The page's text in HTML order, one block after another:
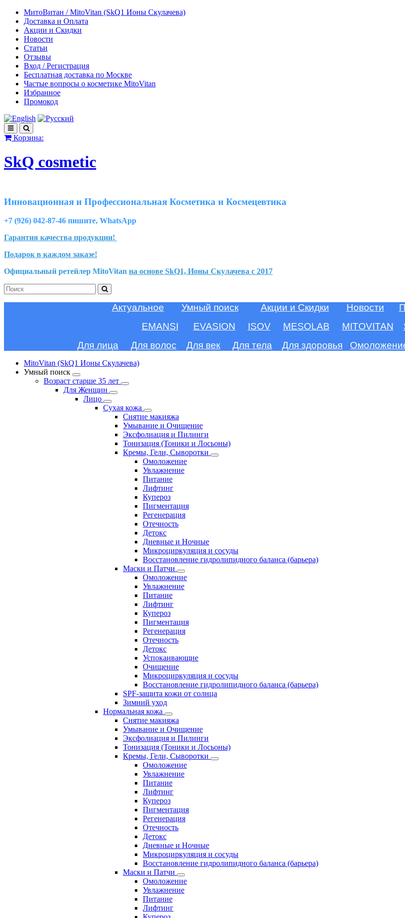
МитоВитан / MitoVitan (SkQ1 Ионы Скулачева)
Доставка и Оплата
Акции и Скидки
Новости
Статьи
Отзывы
Вход / Регистрация
Бесплатная доставка по Москве
Частые вопросы о косметике MitoVitan
Избранное
Промокод
Корзина:
SkQ cosmetic
Инновационная и Профессиональная Косметика и Космецевтика
+7 (926) 042-87-46 пишите, WhatsApp
Гарантия качества продукции!
Подарок в каждом заказе!
Официальный ретейлер MitoVitan на основе SkQ1, Ионы Скулачева c 2017
Актуальное Умный поиск Акции и Скидки Новости
EMANSI
EVASION ISOV MESOLAB MITOVITAN
Для лица
Для волос Для век Для тела Для здоровья
MitoVitan (SkQ1 Ионы Скулачева)
Умный поиск
Возраст старше 35 лет
Для Женщин
Лицо
Сухая кожа
Снятие макияжа
Умывание и Очищение
Эксфолиация и Пилинги
Тонизация (Тоники и Лосьоны)
Кремы, Гели, Сыворотки
Омоложение
Увлажнение
Питание
Лифтинг
Купероз
Пигментация
Регенерация
Отечность
Детокс
Дневные и Ночные
Микроциркуляция и сосуды
Восстановление гидролипидного баланса (барьера)
Маски и Патчи
Омоложение
Увлажнение
Питание
Лифтинг
Купероз
Пигментация
Регенерация
Отечность
Детокс
Успокаивающие
Очищение
Микроциркуляция и сосуды
Восстановление гидролипидного баланса (барьера)
SPF-защита кожи от солнца
Зимний уход
Нормальная кожа
Снятие макияжа
Умывание и Очищение
Эксфолиация и Пилинги
Тонизация (Тоники и Лосьоны)
Кремы, Гели, Сыворотки
Омоложение
Увлажнение
Питание
Лифтинг
Купероз
Пигментация
Регенерация
Отечность
Детокс
Дневные и Ночные
Микроциркуляция и сосуды
Восстановление гидролипидного баланса (барьера)
Маски и Патчи
Омоложение
Увлажнение
Питание
Лифтинг